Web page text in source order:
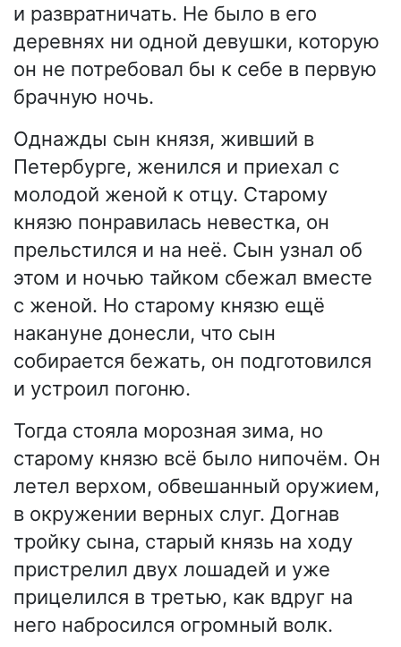
и развратничать. Не было в его
деревнях ни одной девушки, которую
он не потребовал бы к себе в первую
брачную ночь.
Однажды сын князя, живший в
Петербурге, женился и приехал с
молодой женой к отцу. Старому
князю понравилась невестка, он
прельстился и на неё. Сын узнал об
этом и ночью тайком сбежал вместе
с женой. Но старому князю ещё
накануне донесли, что сын
собирается бежать, он подготовился
и устроил погоню.
Тогда стояла морозная зима, но
старому князю всё было нипочём. Он
летел верхом, обвешанный оружием,
в окружении верных слуг. Догнав
тройку сына, старый князь на ходу
пристрелил двух лошадей и уже
прицелился в третью, как вдруг на
него набросился огромный волк.